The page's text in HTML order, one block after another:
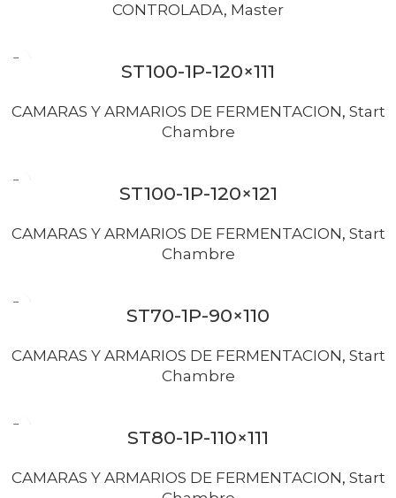
CONTROLADA, Master
ST100-1P-120×111
CAMARAS Y ARMARIOS DE FERMENTACION, Start
Chambre
ST100-1P-120×121
CAMARAS Y ARMARIOS DE FERMENTACION, Start
Chambre
ST70-1P-90×110
CAMARAS Y ARMARIOS DE FERMENTACION, Start
Chambre
ST80-1P-110×111
CAMARAS Y ARMARIOS DE FERMENTACION, Start